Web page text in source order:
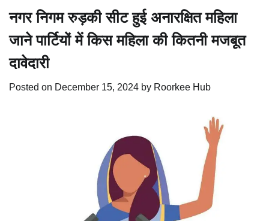
नगर निगम रुड़की सीट हुई अनारक्षित महिला
जाने पार्टियों में किस महिला की कितनी मजबूत
दावेदारी
Posted on December 15, 2024 by Roorkee Hub